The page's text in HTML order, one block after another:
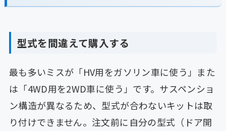
型式を間違えて購入する
最も多いミスが「HV用をガソリン車に使う」また
は「4WD用を2WD車に使う」です。サスペンショ
ン構造が異なるため、型式が合わないキットは取
り付けできません。注文前に自分の型式（ドア開